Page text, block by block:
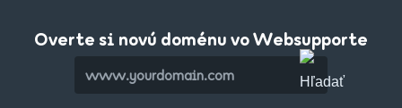
Overte si novú doménu vo Websupporte